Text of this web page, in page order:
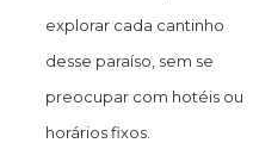
explorar cada cantinho
desse paraíso, sem se
preocupar com hotéis ou
horários fixos.